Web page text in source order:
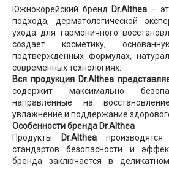
Южнокорейский бренд Dr.Althea –
подхода, дерматологической
ухода для гармоничного
создает косметику,
подтвержденных формулах,
современных технологиях.
Вся продукция Dr.Althea
содержит максимально
направленные на
увлажнение и поддержание
Особенности бренда Dr.Althea
Продукты
Dr.Althea
стандартов безопасности и
бренда заключается в